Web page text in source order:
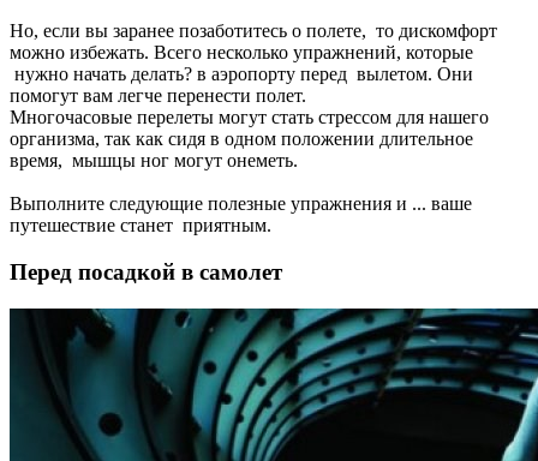
Но, если вы заранее позаботитесь о полете, то дискомфорт
можно избежать. Всего несколько упражнений, которые
нужно начать делать? в аэропорту перед вылетом. Они
помогут вам легче перенести полет.
Многочасовые перелеты могут стать стрессом для нашего
организма, так как сидя в одном положении длительное
время, мышцы ног могут онеметь.
Выполните следующие полезные упражнения и ... ваше
путешествие станет приятным.
Перед посадкой в самолет